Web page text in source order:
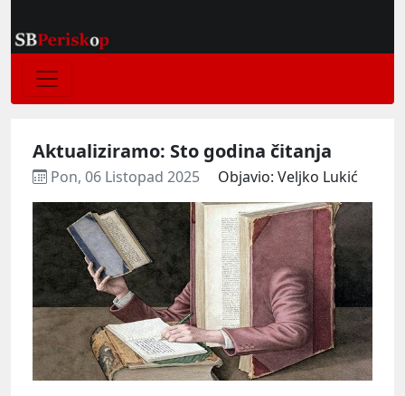
Aktualiziramo: Sto godina čitanja
Pon, 06 Listopad 2025 Objavio: Veljko Lukić